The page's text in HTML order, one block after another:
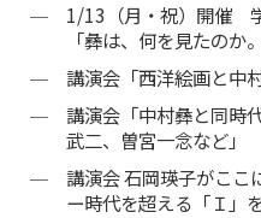
1/13（月・祝）開催
「彝は、何を見たのか
講演会「西洋絵画と中村
講演会「中村彝と同時
武二、曽宮一念など」
講演会 石岡瑛子がここ
ー時代を超える「Ｉ」